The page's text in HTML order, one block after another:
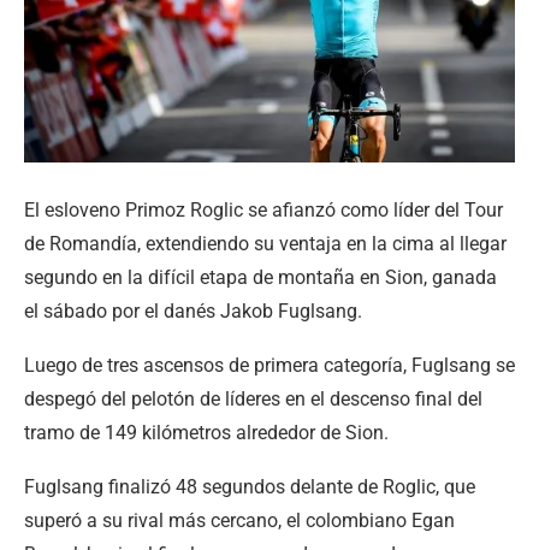
El esloveno Primoz Roglic se afianzó como líder del Tour
de Romandía, extendiendo su ventaja en la cima al llegar
segundo en la difícil etapa de montaña en Sion, ganada
el sábado por el danés Jakob Fuglsang.
Luego de tres ascensos de primera categoría, Fuglsang se
despegó del pelotón de líderes en el descenso final del
tramo de 149 kilómetros alrededor de Sion.
Fuglsang finalizó 48 segundos delante de Roglic, que
superó a su rival más cercano, el colombiano Egan